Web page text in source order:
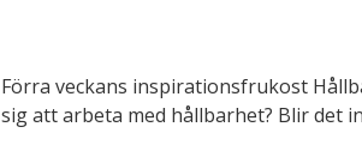
Förra veckans inspirationsfrukost
sig att arbeta med hållbarhet? Blir det